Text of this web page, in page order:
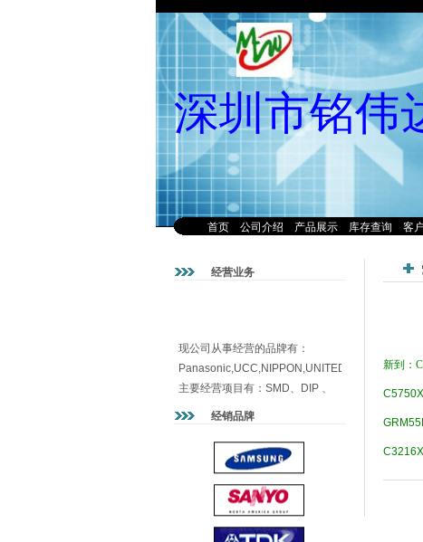
首页 公司介绍 产品展示 库存查询 客
深圳市铭伟
经营业务
现公司从事经营的品牌有：
主要经营项目有：SMD、DIP 、
容、奇型电容、排容、精密电阻、
滤波器、EMI静噪滤波器、互感
器、NTC热敏电阻、PTC压敏、
晶振、等等....品种繁多，未能尽
录,详情请来人来电咨询!
经销品牌
新到：